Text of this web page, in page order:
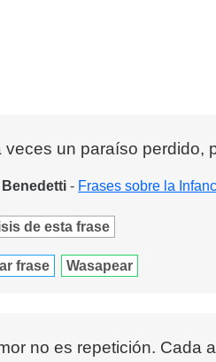
veces un paraíso perdido,
Benedetti - Frases sobre la
de esta frase
frase Wasapear
no es repetición. Cada